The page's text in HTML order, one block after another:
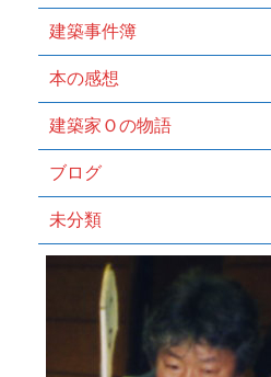
建築事件簿
本の感想
建築家Ｏの物語
ブログ
未分類